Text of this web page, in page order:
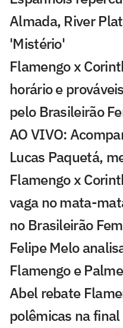
Almada, River
'Mistério'
Flamengo x
horário e
pelo Brasileirão
AO VIVO:
Lucas Paquetá,
Flamengo x
vaga no mata-
no Brasileirão
Felipe Melo
Flamengo e
Abel rebate
polêmicas na